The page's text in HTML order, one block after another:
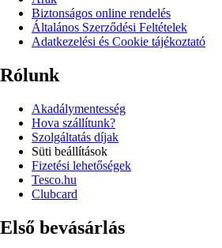
Biztonságos online rendelés
Általános Szerződési Feltételek
Adatkezelési és Cookie tájékoztató
Rólunk
Akadálymentesség
Hova szállítunk?
Szolgáltatás díjak
Süti beállítások
Fizetési lehetőségek
Tesco.hu
Clubcard
Első bevásárlás